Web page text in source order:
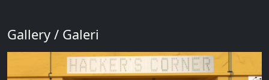
Gallery / Galeri